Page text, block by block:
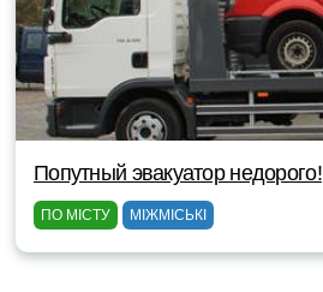
Попутный эвакуатор недорого!
ПО МІСТУ МІЖМІСЬКІ